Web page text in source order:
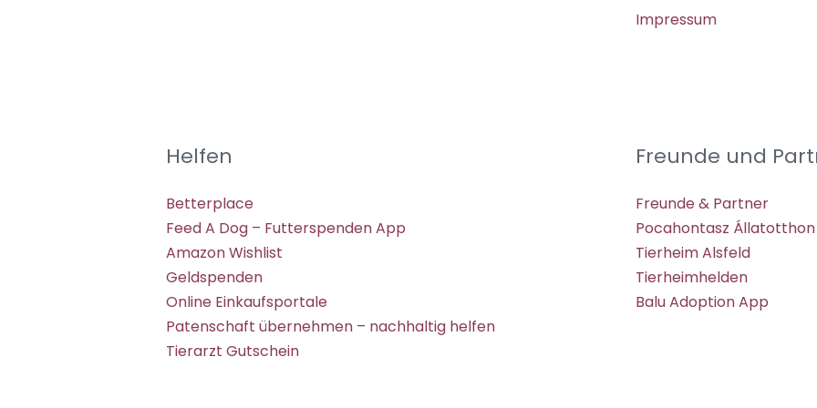
Impressum
Helfen
Betterplace
Feed A Dog – Futterspenden App
Amazon Wishlist
Geldspenden
Online Einkaufsportale
Patenschaft übernehmen – nachhaltig helfen
Tierarzt Gutschein
Freunde und
Freunde & Partner
Pocahontasz Állatotthon
Tierheim Alsfeld
Tierheimhelden
Balu Adoption App